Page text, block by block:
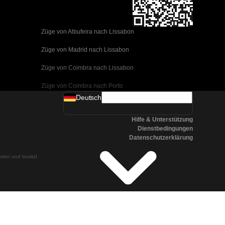
Züge von Albufeira nach Lissabon
Züge von Madrid nach Lissabon
Züge von Coimbra nach Lissabon
Züge von Coimbra nach Porto
Züge von Valencia nach Barcelona
Züge von Malaga nach Barcelona
Züge von Malaga nach Madrid
Züge von Cordoba nach Madrid
und besitzt
Deutsch
Hilfe & Unterstützung
Dienstbedingungen
Datenschutzerklärung